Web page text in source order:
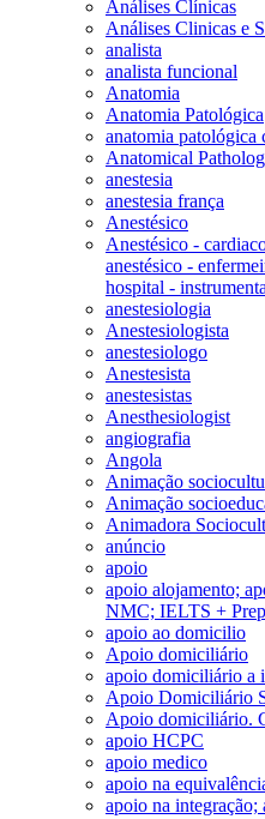
Análises Clínicas
Análises Clinicas e
analista
analista funcional
Anatomia
Anatomia Patológica
anatomia patológica
Anatomical
anestesia
anestesia frança
Anestésico
Anestésico -
anestésico -
hospital -
anestesiologia
Anestesiologista
anestesiologo
Anestesista
anestesistas
Anesthesiologist
angiografia
Angola
Animação
Animação
Animadora
anúncio
apoio
apoio alojamento;
NMC; IELTS +
apoio ao domicilio
Apoio domiciliário
apoio domiciliário a
Apoio Domiciliário
Apoio domiciliário.
apoio HCPC
apoio medico
apoio na
apoio na